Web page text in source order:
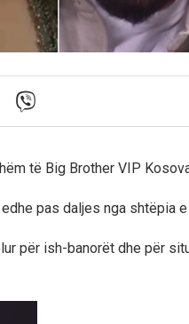
të Big Brother VIP
pas daljes nga shtëpia
për ish-banorët dhe për